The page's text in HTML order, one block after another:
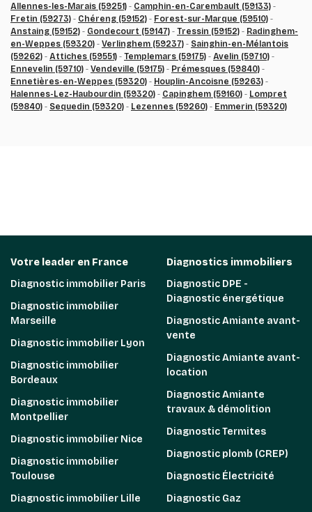
Allennes-les-Marais (59251) - Camphin-en-Carembault (59133) -
Fretin (59273) - Chéreng (59152) - Forest-sur-Marque (59510) -
Anstaing (59152) - Gondecourt (59147) - Tressin (59152) - Radinghem-
en-Weppes (59320) - Verlinghem (59237) - Sainghin-en-Mélantois
(59262) - Attiches (59551) - Templemars (59175) - Avelin (59710) -
Ennevelin (59710) - Vendeville (59175) - Prémesques (59840) -
Ennetières-en-Weppes (59320) - Houplin-Ancoisne (59263) -
Halennes-Lez-Haubourdin (59320) - Capinghem (59160) - Lompret
(59840) - Sequedin (59320) - Lezennes (59260) - Emmerin (59320)
Votre leader en France
Diagnostic immobilier Paris
Diagnostic immobilier
Marseille
Diagnostic immobilier Lyon
Diagnostic immobilier
Bordeaux
Diagnostic immobilier
Montpellier
Diagnostic immobilier Nice
Diagnostic immobilier
Toulouse
Diagnostic immobilier Lille
Diagnostics immobiliers
Diagnostic DPE -
Diagnostic énergétique
Diagnostic Amiante avant-
vente
Diagnostic Amiante avant-
location
Diagnostic Amiante
travaux & démolition
Diagnostic Termites
Diagnostic plomb (CREP)
Diagnostic Électricité
Diagnostic Gaz